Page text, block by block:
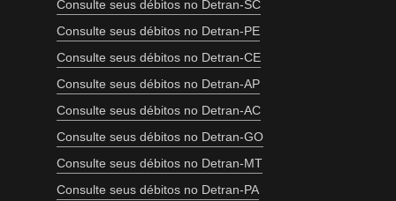
Consulte seus débitos no Detran-SC
Consulte seus débitos no Detran-PE
Consulte seus débitos no Detran-CE
Consulte seus débitos no Detran-AP
Consulte seus débitos no Detran-AC
Consulte seus débitos no Detran-GO
Consulte seus débitos no Detran-MT
Consulte seus débitos no Detran-PA